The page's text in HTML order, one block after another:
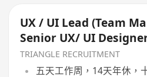
UX / UI Lead (Team
Senior UX/ UI
40K) (Ref:013)
TRIANGLE RECRUITMENT
五天工作周，14天年休，